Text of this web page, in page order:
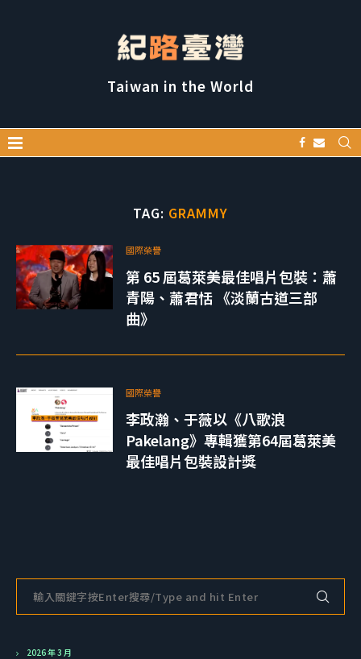
Taiwan in the World
TAG: GRAMMY
國際榮譽
第 65 屆葛萊美最佳唱片包裝：蕭
青陽、蕭君恬 《淡蘭古道三部
曲》
國際榮譽
李政瀚、于薇以《八歌浪
Pakelang》專輯獲第64屆葛萊美
最佳唱片包裝設計獎
2026 年 3 月